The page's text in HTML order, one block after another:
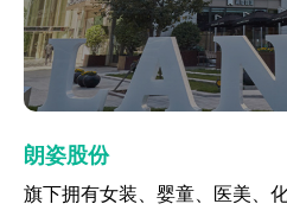
汤臣倍健
适用于快消、耐消等多渠道零
朗姿股份
旗下拥有女装、婴童、医美、
飞鹤
母婴奶粉行业案例
飞亚达
珠宝腕表行业
汤臣倍健
适用于快消、耐消等多渠道零
朗姿股份
旗下拥有女装、婴童、医美、